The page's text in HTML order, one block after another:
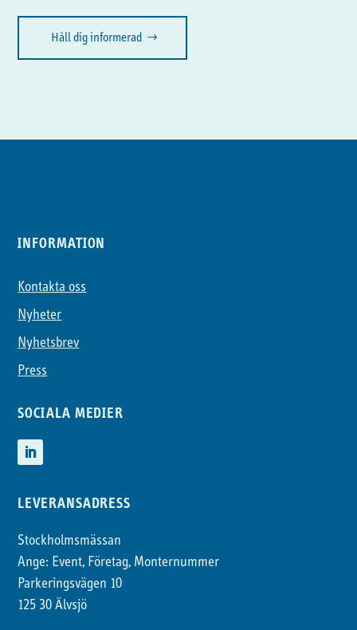
Håll dig informerad
INFORMATION
Kontakta oss
Nyheter
Nyhetsbrev
Press
SOCIALA MEDIER
LEVERANSADRESS
Stockholmsmässan
Ange: Event, Företag, Monternummer
Parkeringsvägen 10
125 30 Älvsjö